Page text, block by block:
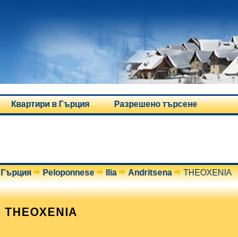
Квартири в Гърция Разрешено търсене
Гърция Peloponnese Ilia Andritsena THEOXENIA
THEOXENIA